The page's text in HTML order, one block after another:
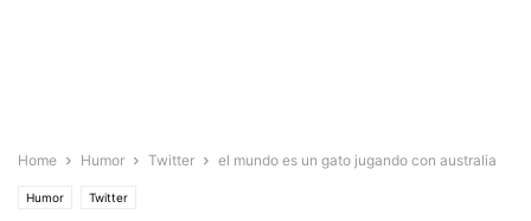
Home Humor Twitter el mundo es un gato jugando con australia
Humor Twitter